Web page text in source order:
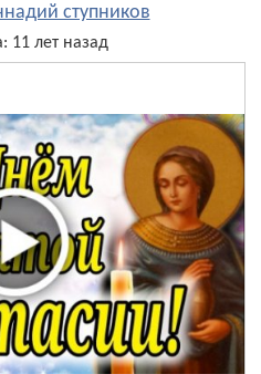
ступников
11 лет назад